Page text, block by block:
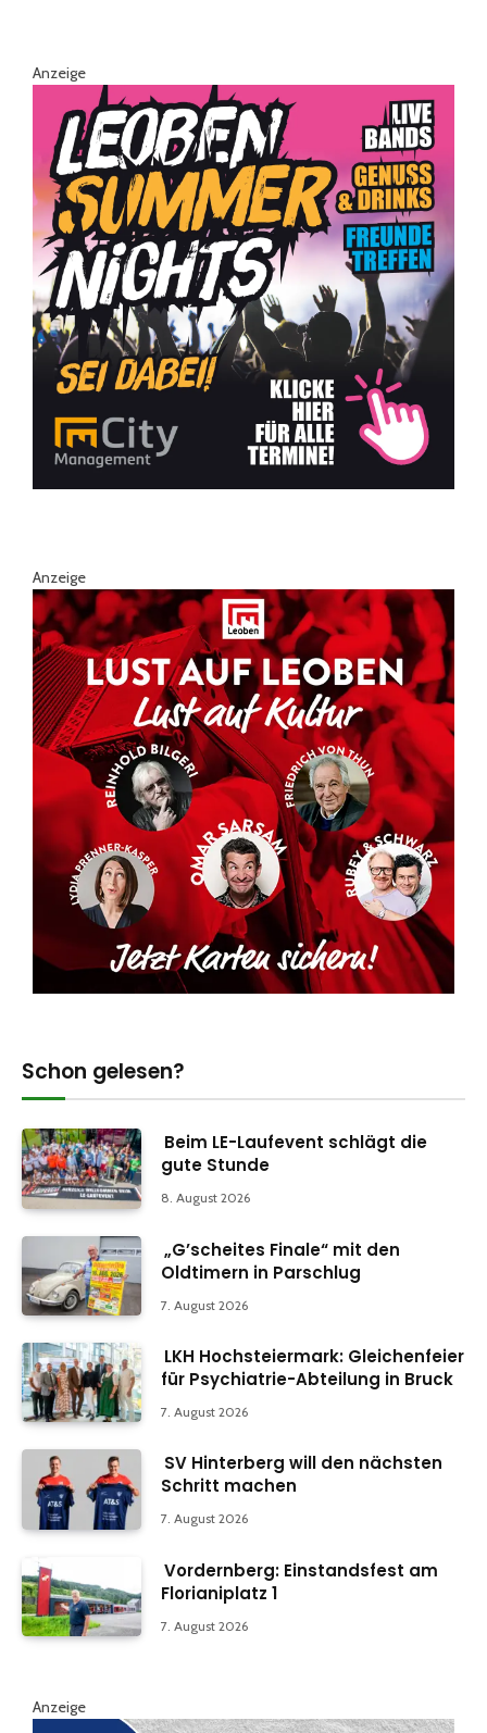
Anzeige
Anzeige
Schon gelesen?
Beim LE-Laufevent schlägt die
gute Stunde
8. August 2026
„G’scheites Finale“ mit den
Oldtimern in Parschlug
7. August 2026
LKH Hochsteiermark: Gleichenfeier
für Psychiatrie-Abteilung in Bruck
7. August 2026
SV Hinterberg will den nächsten
Schritt machen
7. August 2026
Vordernberg: Einstandsfest am
Florianiplatz 1
7. August 2026
Anzeige